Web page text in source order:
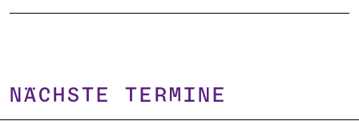
NÄCHSTE TERMINE